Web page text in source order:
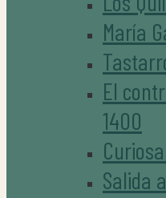
María
El
1400
Salida